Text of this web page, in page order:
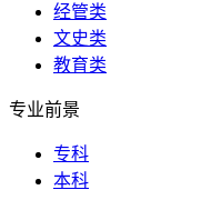
经管类
文史类
教育类
专业前景
专科
本科